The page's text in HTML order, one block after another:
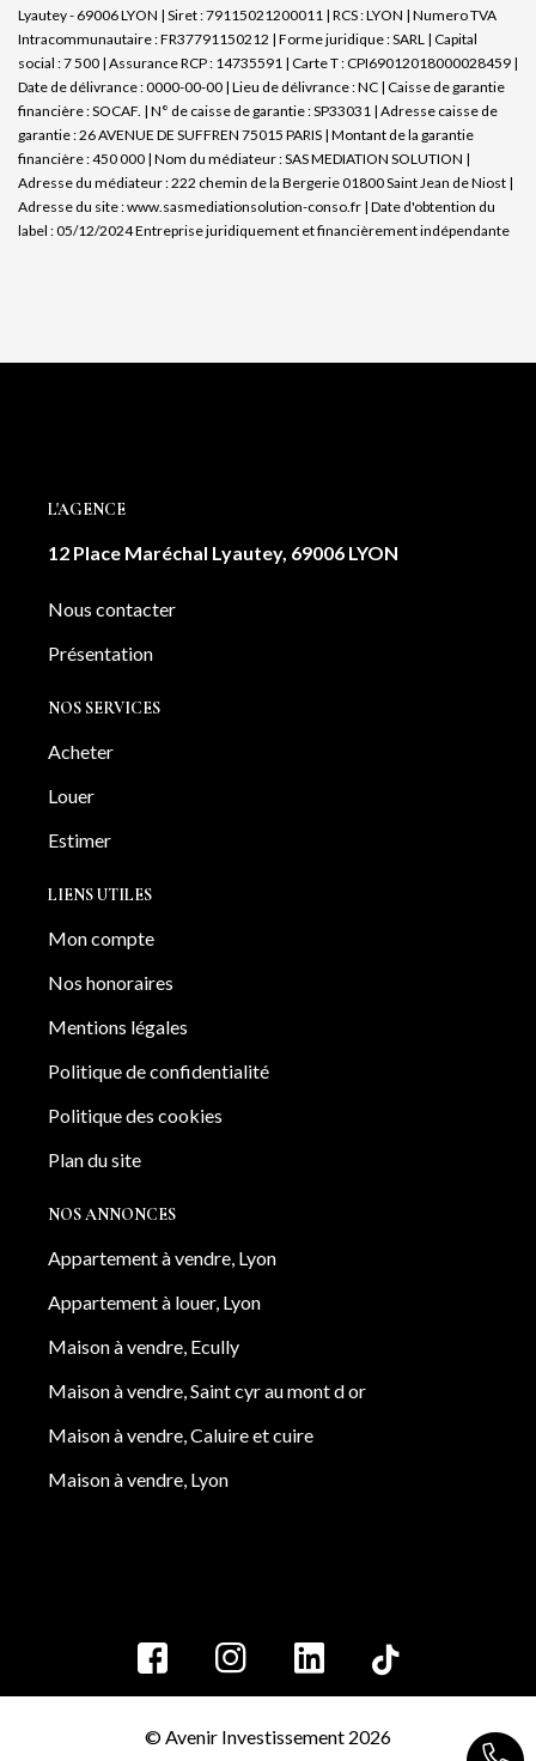
Lyautey - 69006 LYON | Siret : 79115021200011 | RCS : LYON | Numero TVA
Intracommunautaire : FR37791150212 | Forme juridique : SARL | Capital
social : 7 500 | Assurance RCP : 14735591 | Carte T : CPI69012018000028459 |
Date de délivrance : 0000-00-00 | Lieu de délivrance : NC | Caisse de garantie
financière : SOCAF. | N° de caisse de garantie : SP33031 | Adresse caisse de
garantie : 26 AVENUE DE SUFFREN 75015 PARIS | Montant de la garantie
financière : 450 000 | Nom du médiateur : SAS MEDIATION SOLUTION |
Adresse du médiateur : 222 chemin de la Bergerie 01800 Saint Jean de Niost |
Adresse du site :www.sasmediationsolution-conso.fr | Date d'obtention du
label : 05/12/2024Entreprise juridiquement et financièrement indépendante
L'AGENCE
12 Place Maréchal Lyautey, 69006 LYON
Nous contacter
Présentation
NOS SERVICES
Acheter
Louer
Estimer
LIENS UTILES
Mon compte
Nos honoraires
Mentions légales
Politique de confidentialité
Politique des cookies
Plan du site
NOS ANNONCES
Appartement à vendre, Lyon
Appartement à louer, Lyon
Maison à vendre, Ecully
Maison à vendre, Saint cyr au mont d or
Maison à vendre, Caluire et cuire
Maison à vendre, Lyon
© Avenir Investissement 2026